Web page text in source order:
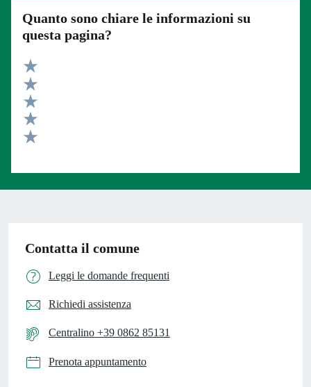
Quanto sono chiare le informazioni su
questa pagina?
Valuta 5 stelle su 5
Valuta 4 stelle su 5
Valuta 3 stelle su 5
Valuta 2 stelle su 5
Contatta il comune
Leggi le domande frequenti
Richiedi assistenza
Centralino +39 0862 85131
Prenota appuntamento